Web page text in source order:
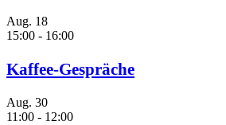
Aug. 18
15:00 - 16:00
Kaffee-Gespräche
Aug. 30
11:00 - 12:00